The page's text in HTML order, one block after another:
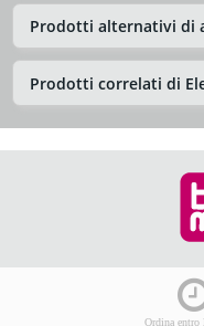
Prodotti alternativi di
Prodotti correlati di
Ordina entro